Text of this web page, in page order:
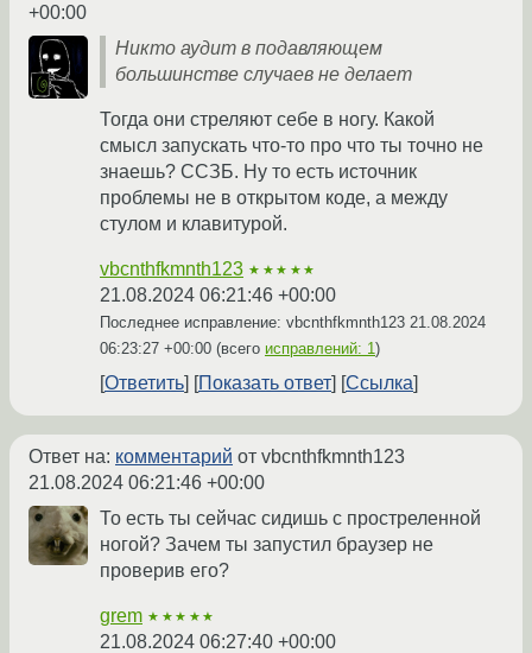
+00:00
Никто аудит в подавляющем
большинстве случаев не делает
Тогда они стреляют себе в ногу. Какой
смысл запускать что-то про что ты точно не
знаешь? ССЗБ. Ну то есть источник
проблемы не в открытом коде, а между
стулом и клавитурой.
vbcnthfkmnth123 ★★★★★
21.08.2024 06:21:46 +00:00
Последнее исправление: vbcnthfkmnth123 21.08.2024
06:23:27 +00:00 (всего исправлений: 1 )
Ответить Показать ответ Ссылка
Ответ на: комментарий от vbcnthfkmnth123
21.08.2024 06:21:46 +00:00
То есть ты сейчас сидишь с простреленной
ногой? Зачем ты запустил браузер не
проверив его?
grem ★★★★★
21.08.2024 06:27:40 +00:00